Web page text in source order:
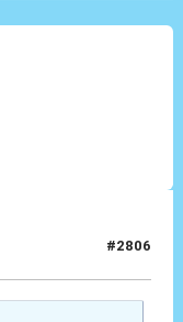
#2806